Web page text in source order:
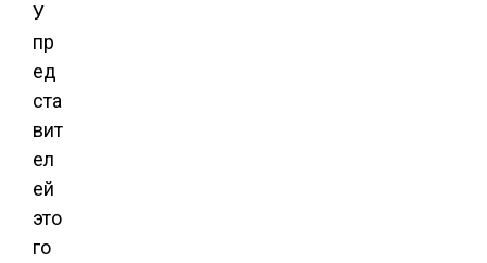
У
пр
ед
ста
вит
ел
ей
это
го